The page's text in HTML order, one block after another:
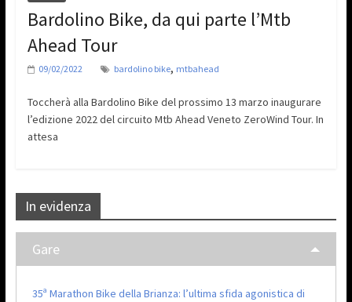
Bardolino Bike, da qui parte l’Mtb
Ahead Tour
09/02/2022 bardolino bike, mtbahead
Toccherà alla Bardolino Bike del prossimo 13 marzo inaugurare
l’edizione 2022 del circuito Mtb Ahead Veneto ZeroWind Tour. In
attesa
In evidenza
Gare
35ª Marathon Bike della Brianza: l’ultima sfida agonistica di